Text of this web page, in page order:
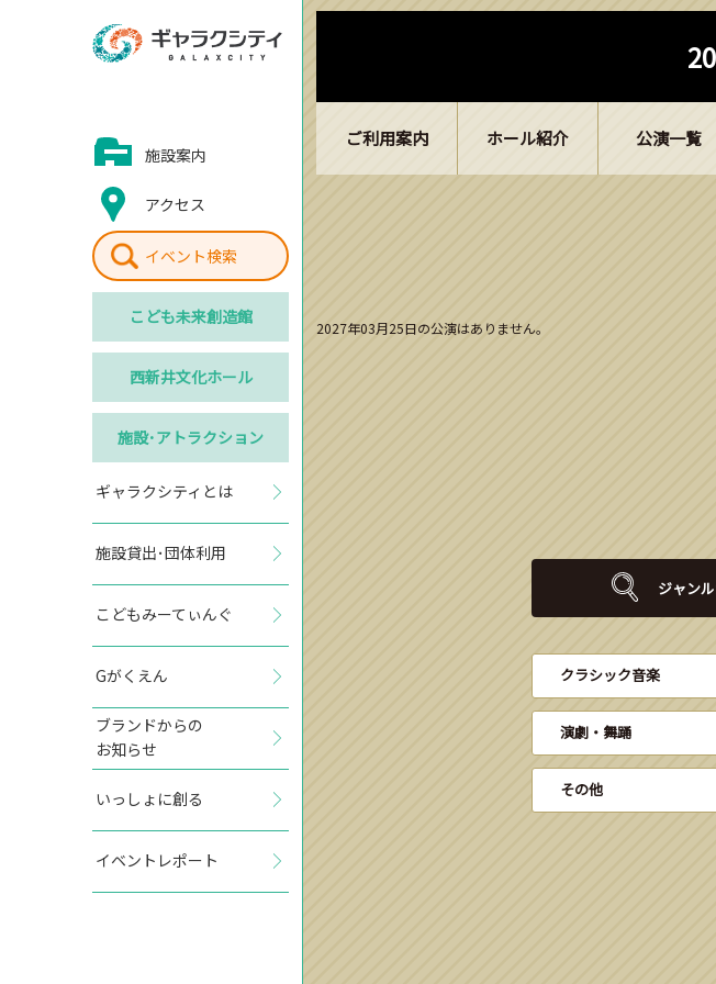
施設案内
アクセス
イベント検索
こども未来創造館
西新井文化ホール
施設･アトラクション
ギャラクシティとは
施設貸出･団体利用
こどもみーてぃんぐ
Gがくえん
ブランドからの
お知らせ
いっしょに創る
イベントレポート
ご利用案内 ホール紹介 公演一覧
2027年03月25日の公演はありません。
ジャン
クラシック音楽
演劇・舞踊
その他